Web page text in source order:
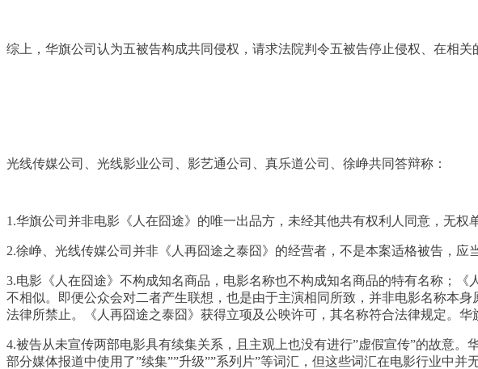
综上，华旗公司认为五被告构成共同侵权，请求法院判令五被告停止侵权、在相
光线传媒公司、光线影业公司、影艺通公司、真乐道公司、徐峥共同答辩称：
1.华旗公司并非电影《人在囧途》的唯一出品方，未经其他共有权利人同意，无权
2.徐峥、光线传媒公司并非《人再囧途之泰囧》的经营者，不是本案适格被告，应
3.电影《人在囧途》不构成知名商品，电影名称也不构成知名商品的特有名称；
不相似。即便公众会对二者产生联想，也是由于主演相同所致，并非电影名称本
法律所禁止。《人再囧途之泰囧》获得立项及公映许可，其名称符合法律规定。
4.被告从未宣传两部电影具有续集关系，且主观上也没有进行”虚假宣传”的故意
部分媒体报道中使用了”续集””升级””系列片”等词汇，但这些词汇在电影行业中